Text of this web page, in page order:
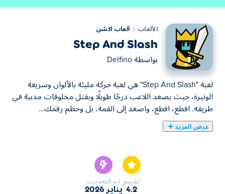
الألعاب ألعاب اكشن
Step And Slash
بواسطة Delfino
لعبة "Step And Slash" هي لعبة حركة مليئة بالألوان وسريعة
الوتيرة، حيث يصعد اللاعب درجًا طويلًا ويقتل مخلوقات مدببة في
طريقه. اقطع، اقطع، واصعد إلى القمة، بل وحطم رقمك...
عرض المزيد
طريقه. اقطع، اقطع، واصعد إلى القمة، بل وحطم رقمك القياسي!
هل ستصمد حتى النهاية؟
تقييم
4.2
تم التحديث
يناير 2026